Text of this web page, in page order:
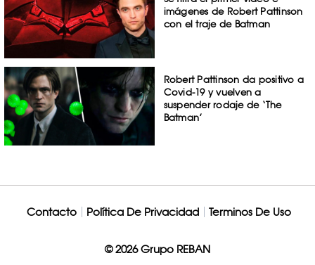
imágenes de Robert Pattinson
con el traje de Batman
Robert Pattinson da positivo a
Covid-19 y vuelven a
suspender rodaje de ‘The
Batman’
Contacto Política De Privacidad Terminos De Uso
© 2026 Grupo REBAN